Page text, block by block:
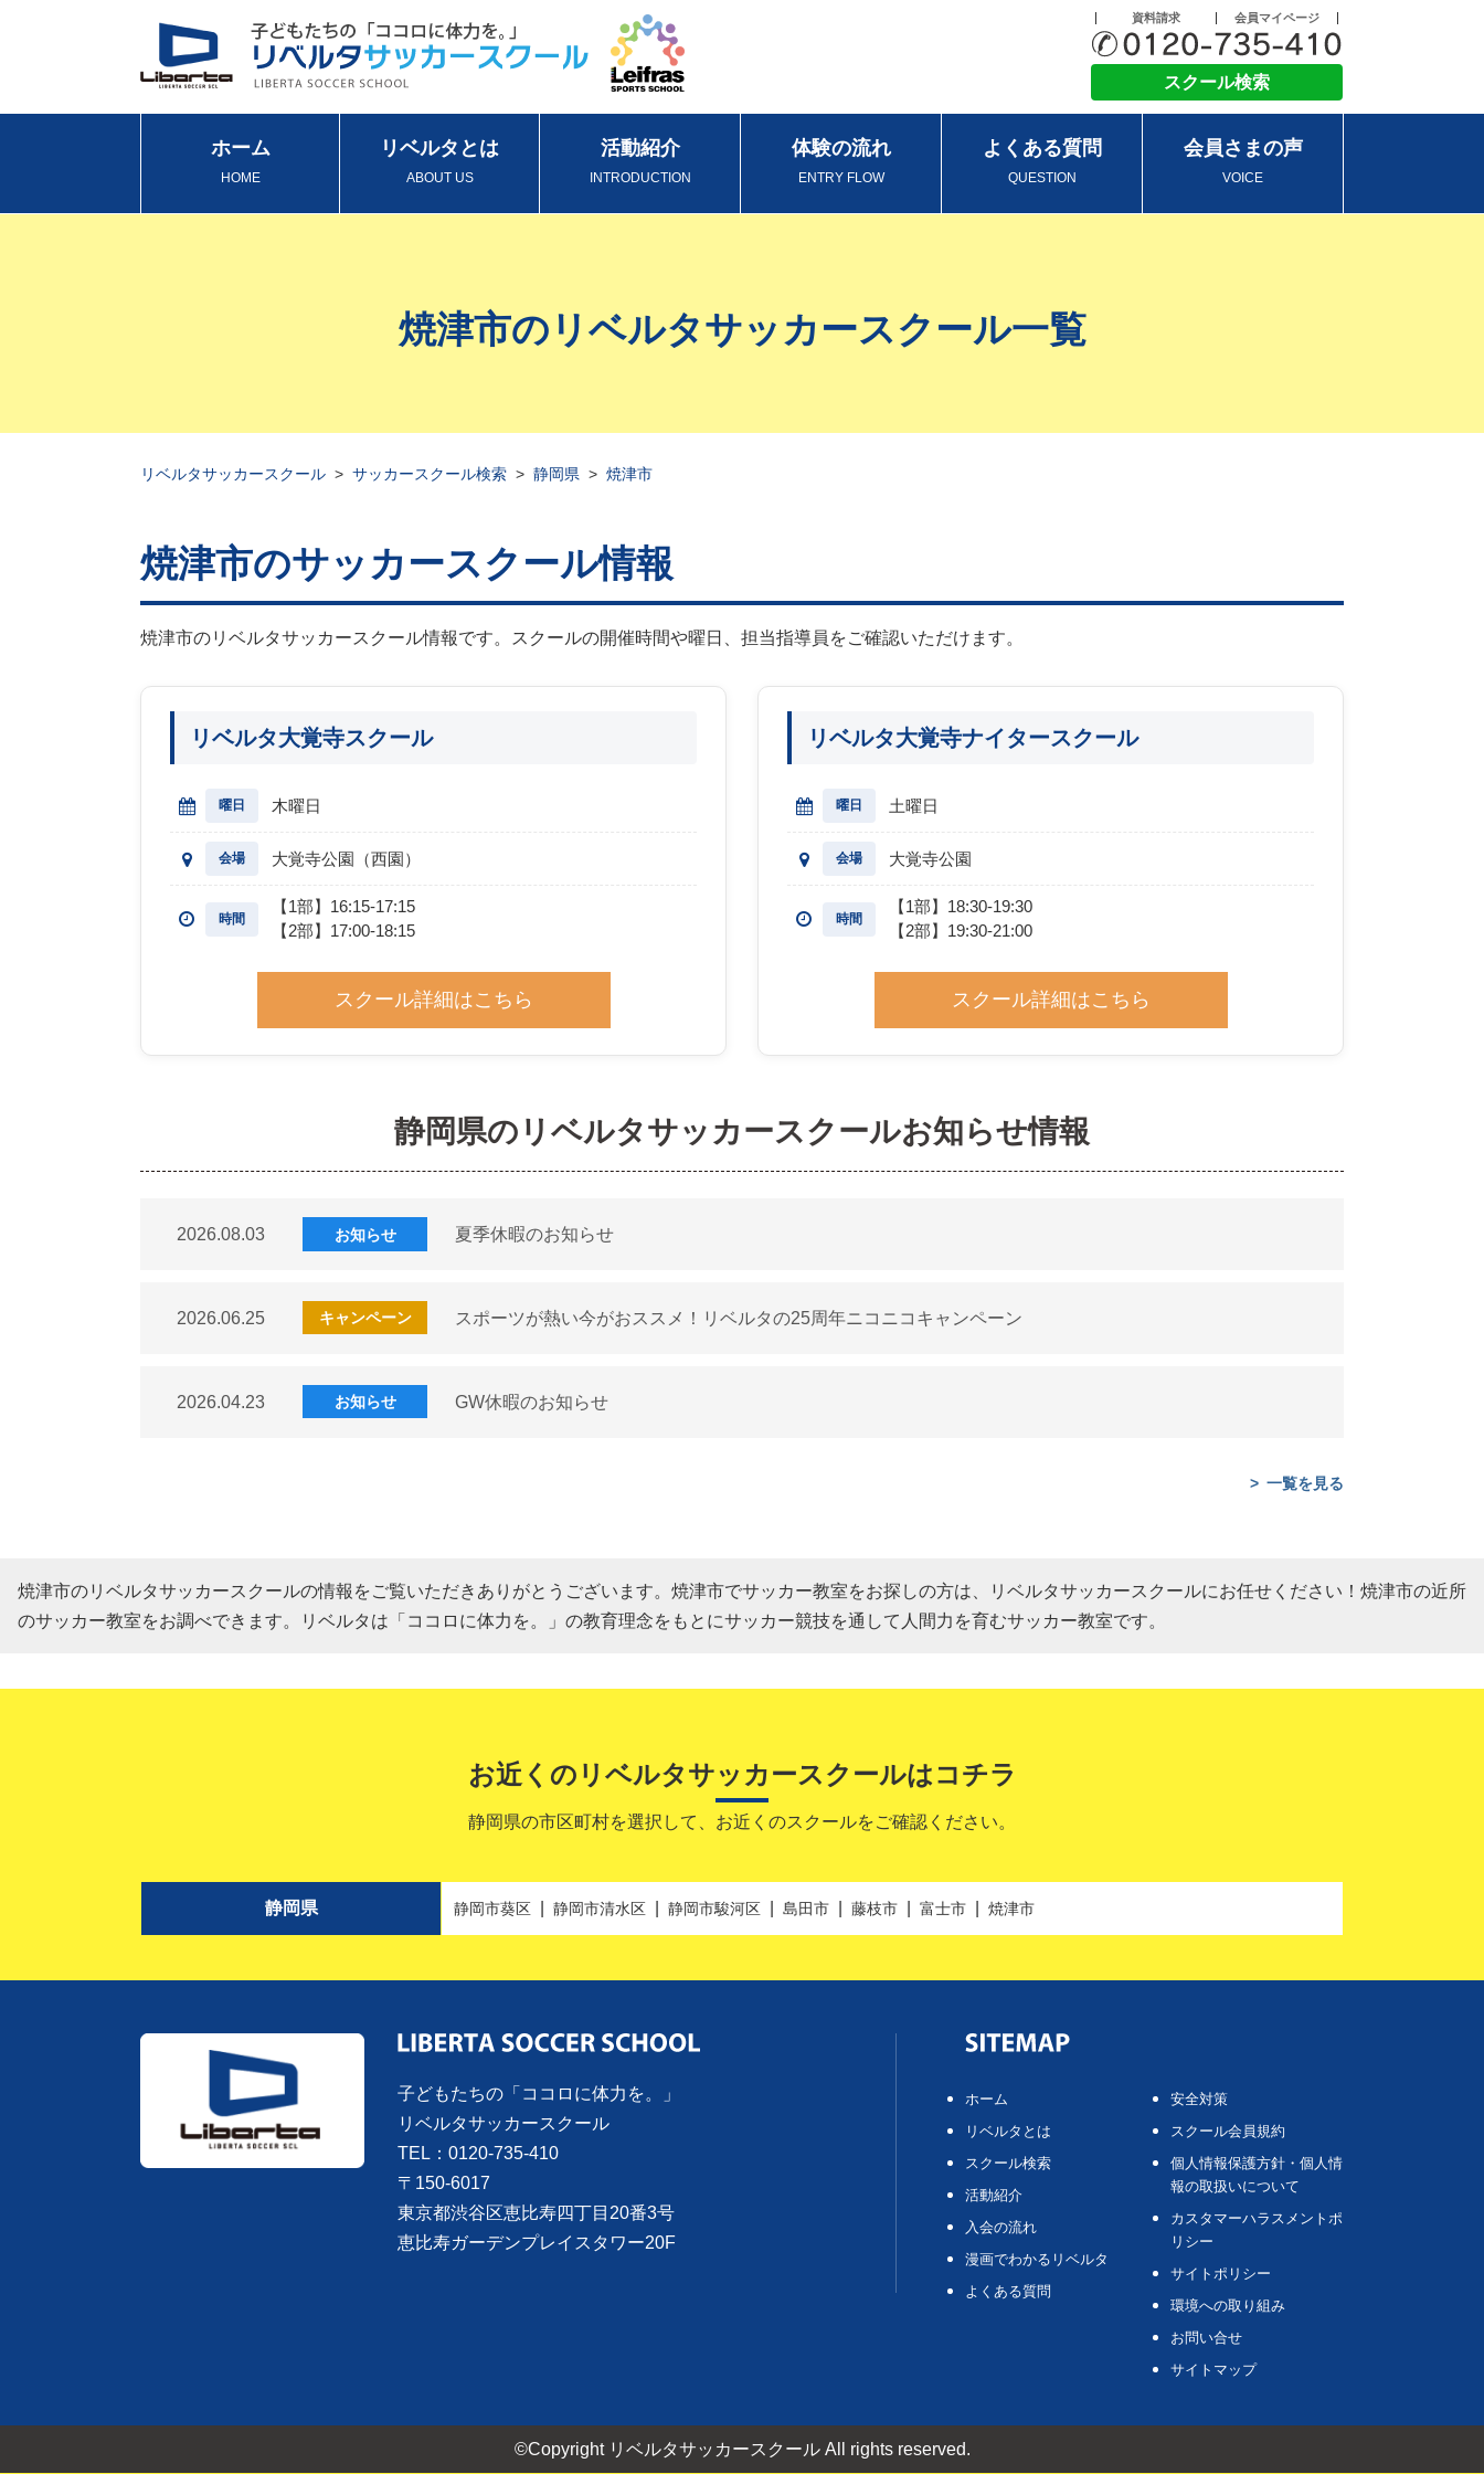
資料請求 会員マイページ
スクール検索
ホーム
HOME
リベルタとは
ABOUT US
活動紹介
INTRODUCTION
体験の流れ
ENTRY FLOW
よくある質問
QUESTION
会員さまの声
VOICE
焼津市のリベルタサッカースクール一覧
リベルタサッカースクール > サッカースクール検索 > 静岡県 > 焼津市
焼津市のサッカースクール情報
焼津市のリベルタサッカースクール情報です。スクールの開催時間や曜日、担当指導員をご確認いただけます。
リベルタ大覚寺スクール
曜日 木曜日
会場 大覚寺公園（西園）
時間
【1部】16:15-17:15
【2部】17:00-18:15
スクール詳細はこちら
リベルタ大覚寺ナイタースクール
曜日 土曜日
会場 大覚寺公園
時間
【1部】18:30-19:30
【2部】19:30-21:00
スクール詳細はこちら
静岡県のリベルタサッカースクールお知らせ情報
2026.08.03 お知らせ 夏季休暇のお知らせ
2026.06.25 キャンペーン スポーツが熱い今がおススメ！リベルタの25周年ニコニコキャンペーン
2026.04.23 お知らせ GW休暇のお知らせ
一覧を見る
焼津市のリベルタサッカースクールの情報をご覧いただきありがとうございます。焼津市でサッカー教室をお探しの方は、リベルタサッカースクールにお任せください！焼津市の近所
のサッカー教室をお調べできます。リベルタは「ココロに体力を。」の教育理念をもとにサッカー競技を通して人間力を育むサッカー教室です。
お近くのリベルタサッカースクールはコチラ
静岡県の市区町村を選択して、お近くのスクールをご確認ください。
静岡県 静岡市葵区 静岡市清水区 静岡市駿河区 島田市 藤枝市 富士市 焼津市
子どもたちの「ココロに体力を。」
リベルタサッカースクール
TEL：0120-735-410
〒150-6017
東京都渋谷区恵比寿四丁目20番3号
恵比寿ガーデンプレイスタワー20F
ホーム
リベルタとは
スクール検索
活動紹介
入会の流れ
漫画でわかるリベルタ
よくある質問
安全対策
スクール会員規約
個人情報保護方針・個人情
報の取扱いについて
カスタマーハラスメントポ
リシー
サイトポリシー
環境への取り組み
お問い合せ
サイトマップ
©Copyright リベルタサッカースクール All rights reserved.